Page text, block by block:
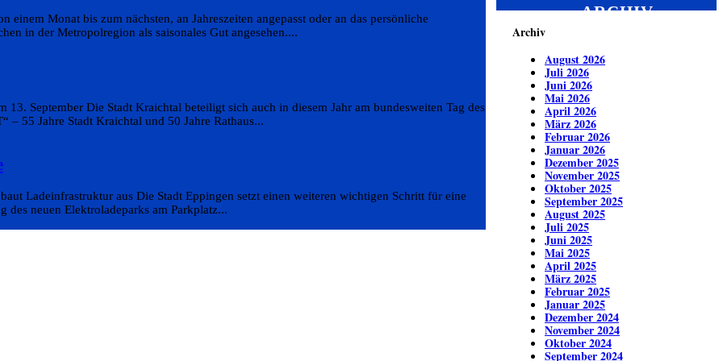
Monat bis zum nächsten, an Jahreszeiten angepasst oder an das persönliche
in der Metropolregion als saisonales Gut angesehen....
September Die Stadt Kraichtal beteiligt sich auch in diesem Jahr am bundesweiten Tag des
55 Jahre Stadt Kraichtal und 50 Jahre Rathaus...
Ladeinfrastruktur aus Die Stadt Eppingen setzt einen weiteren wichtigen Schritt für eine
neuen Elektroladeparks am Parkplatz...
ARCHIV
Archiv
August 2026
Juli 2026
Juni 2026
Mai 2026
April 2026
März 2026
Februar 2026
Januar 2026
Dezember 2025
November 2025
Oktober 2025
September 2025
August 2025
Juli 2025
Juni 2025
Mai 2025
April 2025
März 2025
Februar 2025
Januar 2025
Dezember 2024
November 2024
Oktober 2024
September 2024